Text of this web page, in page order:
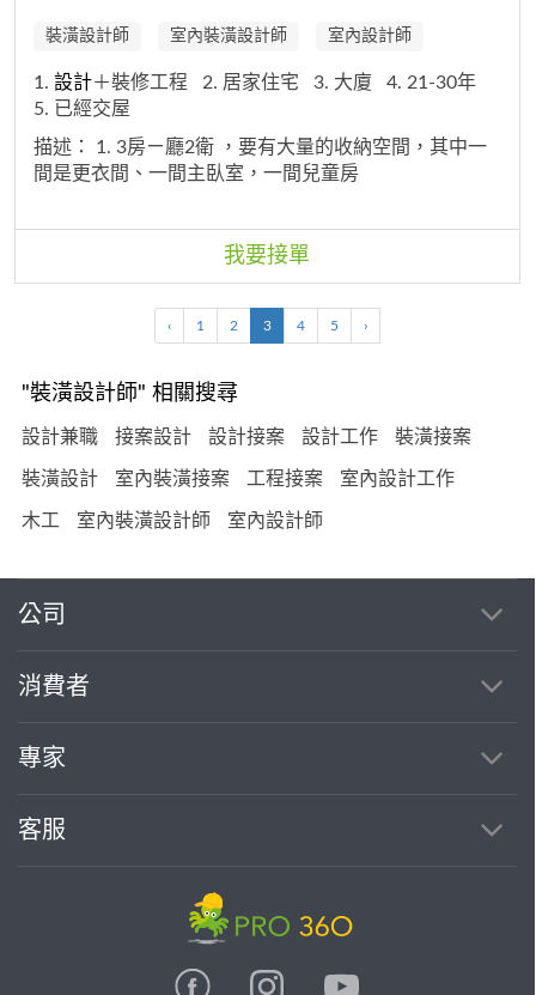
裝潢設計師 室內裝潢設計師 室內設計師
1.設計＋裝修工程 2. 居家住宅 3. 大廈
4. 21-30年
5. 已經交屋
描述： 1. 3房ㄧ廳2衛 ，要有大量的收納空間，其中一
間是更衣間、一間主臥室，一間兒童房
我要接單
‹ 1 2 3 4 5 ›
"裝潢設計師" 相關搜尋
設計兼職 接案設計 設計接案 設計工作 裝潢接案
裝潢設計 室內裝潢接案 工程接案 室內設計工作
木工 室內裝潢設計師 室內設計師
公司
消費者
專家
客服